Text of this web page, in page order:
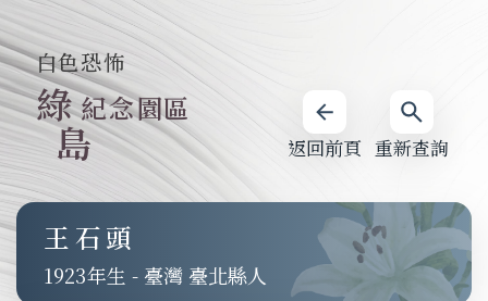
重新查詢
返回前頁
白色恐怖
綠
島
紀念園區
王石頭
1923 - 臺灣 臺北縣人